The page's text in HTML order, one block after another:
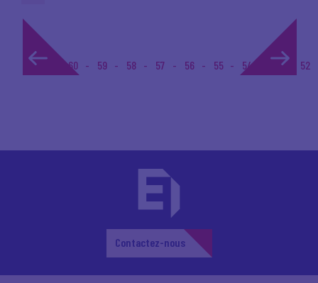
1... 60 59 58 57 56 55 54 53 52
Contactez-nous